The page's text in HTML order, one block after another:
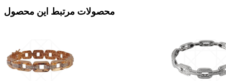
محصولات مرتبط این محصول